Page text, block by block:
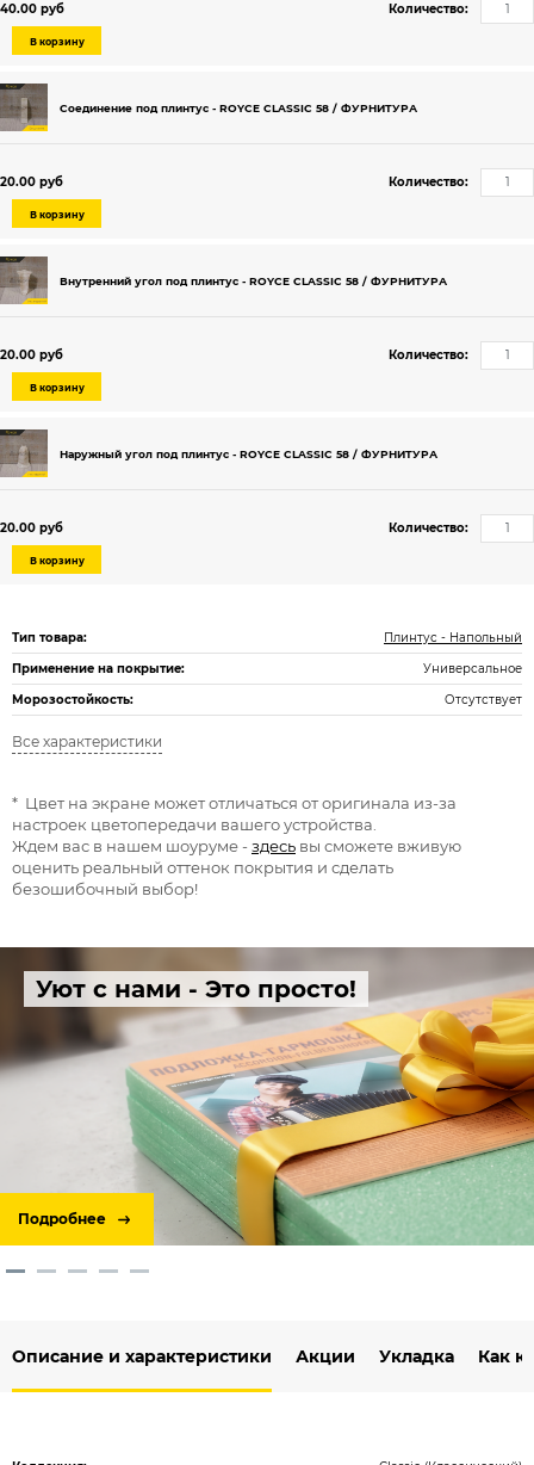
40.00 руб Количество:
В корзину
Соединение под плинтус - ROYCE CLASSIC 58 / ФУРНИТУРА
20.00 руб Количество:
В корзину
Внутренний угол под плинтус - ROYCE CLASSIC 58 / ФУРНИТУРА
20.00 руб Количество:
В корзину
Наружный угол под плинтус - ROYCE CLASSIC 58 / ФУРНИТУРА
20.00 руб Количество:
В корзину
Тип товара:
Плинтус - Напольный
Применение на покрытие:
Универсальное
Морозостойкость:
Отсутствует
Все характеристики
* Цвет на экране может отличаться от оригинала из-за
настроек цветопередачи вашего устройства.
Ждем вас в нашем шоуруме -здесь вы сможете вживую
оценить реальный оттенок покрытия и сделать
безошибочный выбор!
Уют с нами - Это просто!
Подробнее
Описание и характеристики Акции Укладка Как